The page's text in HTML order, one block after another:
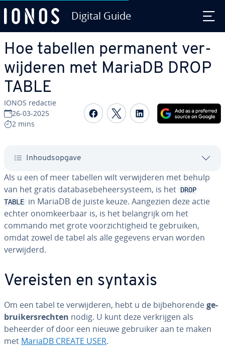
Digital Guide
Hoe tabellen permanent ver­
wij­de­ren met MariaDB DROP
TABLE
IONOS redactie
26-03-2025
2 mins
Delen op Facebook
Delen op Twitter
Delen op
In­houds­op­ga­ve
Als u een of meer tabellen wilt ver­wij­de­ren met behulp
van het gratis da­ta­ba­se­be­heer­sys­teem, is het DROP
TABLE in MariaDB de juiste keuze. Aangezien deze actie
echter on­om­keer­baar is, is het be­lang­rijk om het
commando met grote voor­zich­tig­heid te gebruiken,
omdat zowel de tabel als alle gegevens ervan worden
ver­wij­derd.
Vereisten en syntaxis
Om een tabel te ver­wij­de­ren, hebt u de bij­be­ho­ren­dege­
brui­kers­rech­ten nodig. U kunt deze ver­krij­gen als
beheerder of door een nieuwe gebruiker aan te maken
met MariaDB CREATE USER.